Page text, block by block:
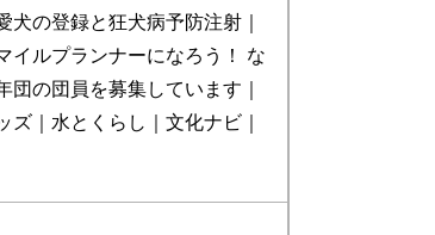
犬の登録と狂犬病予防注射｜
イルプランナーになろう！ な
の団員を募集しています｜
ズ｜水とくらし｜文化ナビ｜